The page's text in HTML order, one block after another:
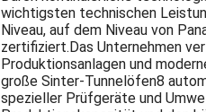
wichtigsten technischen
Niveau, auf dem Niveau von
zertifiziert.Das Unternehmen
Produktionsanlagen und
große Sinter-Tunnelöfen8
spezieller Prüfgeräte und